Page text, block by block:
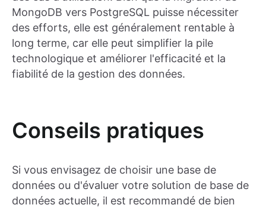
MongoDB vers PostgreSQL puisse nécessiter
des efforts, elle est généralement rentable à
long terme, car elle peut simplifier la pile
technologique et améliorer l'efficacité et la
fiabilité de la gestion des données.
Conseils pratiques
Si vous envisagez de choisir une base de
données ou d'évaluer votre solution de base de
données actuelle, il est recommandé de bien